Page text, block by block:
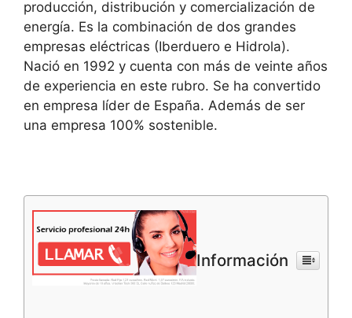
producción, distribución y comercialización de
energía. Es la combinación de dos grandes
empresas eléctricas (Iberduero e Hidrola).
Nació en 1992 y cuenta con más de veinte años
de experiencia en este rubro. Se ha convertido
en empresa líder de España. Además de ser
una empresa 100% sostenible.
Información